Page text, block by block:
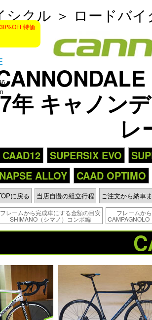
シクル ＞ ロードバイ
年 キャノン
レ
特価
CAAD12 SUPERSIX EVO
ALLOY
CAAD OPTIMO
に戻る 当店自慢の組立行程 ご注文から納車
フレームから完成車にする金額の目安
SHIMANO（シマノ）コンポ編
フレームか